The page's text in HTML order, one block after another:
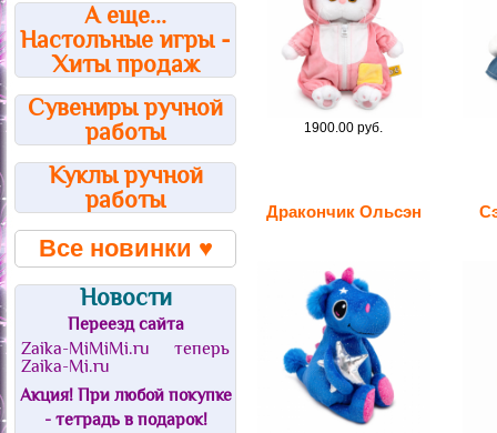
А еще...
Настольные игры -
Хиты продаж
Сувениры ручной
работы
Куклы ручной
работы
Все новинки ♥
Новости
Переезд сайта
Zaika-MiMiMi.ru теперь
Zaika-Mi.ru
Акция! При любой покупке
- тетрадь в подарок!
1900.00 руб.
Дракончик Ольсэн